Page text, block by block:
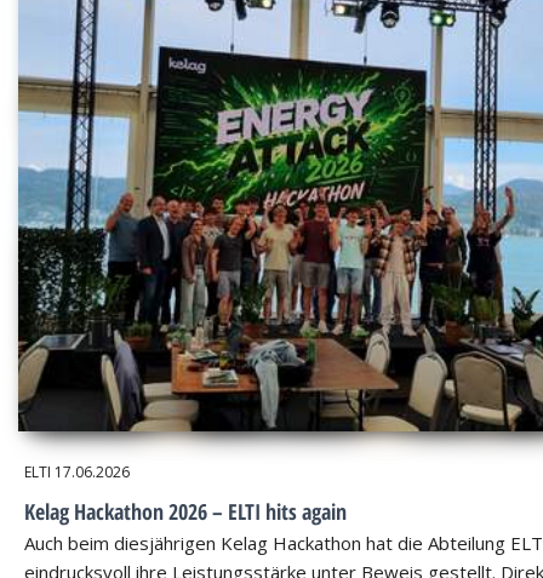
ELTI 17.06.2026
Kelag Hackathon 2026 – ELTI hits again
Auch beim diesjährigen Kelag Hackathon hat die Abteilung
eindrucksvoll ihre Leistungsstärke unter Beweis gestellt.